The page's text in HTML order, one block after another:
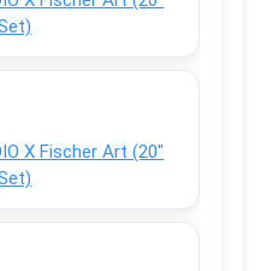
X Fischer Art (20″